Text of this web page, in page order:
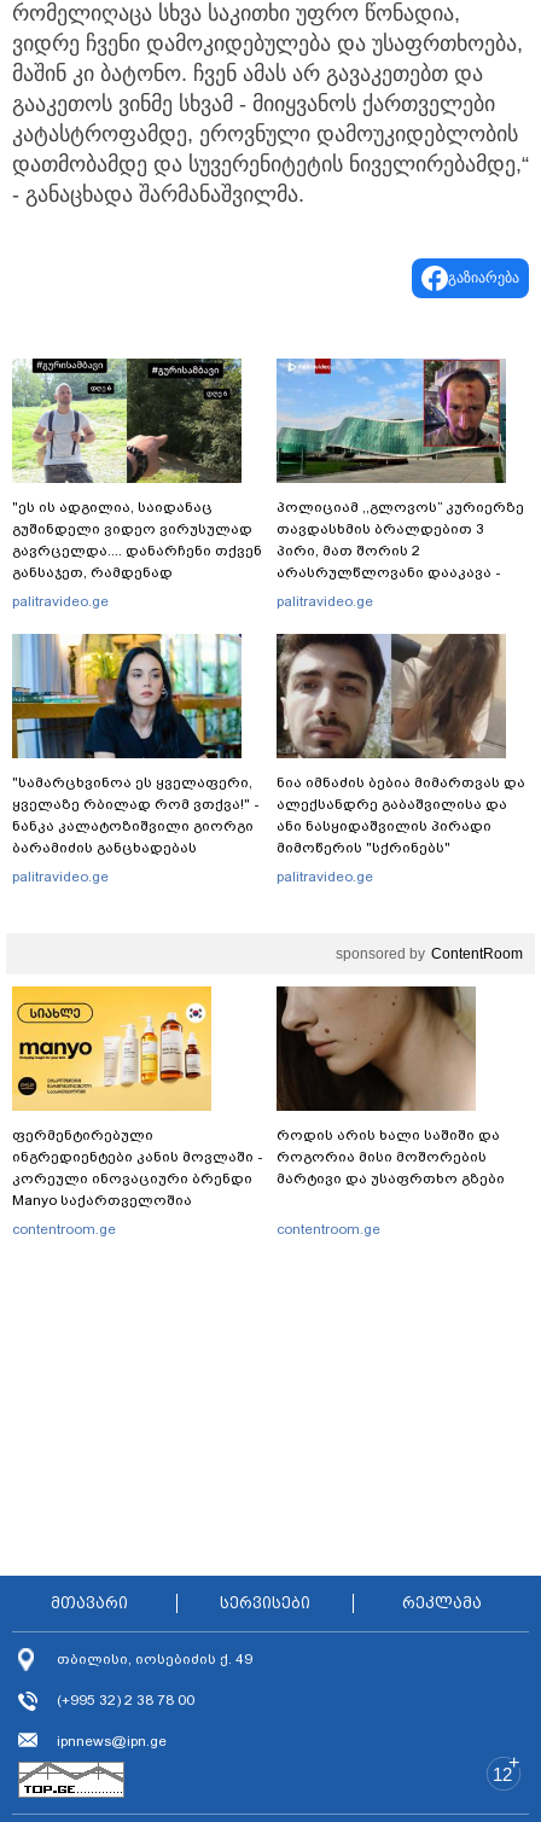
რომელიღაცა სხვა საკითხი უფრო წონადია,
ვიდრე ჩვენი დამოკიდებულება და უსაფრთხოება,
მაშინ კი ბატონო. ჩვენ ამას არ გავაკეთებთ და
გააკეთოს ვინმე სხვამ - მიიყვანოს ქართველები
კატასტროფამდე, ეროვნული დამოუკიდებლობის
დათმობამდე და სუვერენიტეტის ნიველირებამდე,“
- განაცხადა შარმანაშვილმა.
გაზიარება
"ეს ის ადგილია, საიდანაც
გუშინდელი ვიდეო ვირუსულად
გავრცელდა.... დანარჩენი თქვენ
განსაჯეთ, რამდენად
შესაძლებელია აქ ადამიანის
აქვეყნებს კობა ახალაძე
მლეთიდან, სადაც 12 წლის წინ
გურამ დადიანიძე გაუჩინარდა?
palitravideo.ge
"სა­მარ­ცხვი­ნოა ეს ყვე­ლა­ფე­რი,
ყვე­ლა­ზე რბი­ლად რომ ვთქვა!" -
ნანკა კალატოზიშვილი გიორგი
ბარამიძის განცხადებას
ეხმაურება
palitravideo.ge
პოლიციამ ,,გლოვოს” კურიერზე
თავდასხმის ბრალდებით 3
პირი, მათ შორის 2
არასრულწლოვანი დააკავა -
შსს ინფორმაციას ავრცელებს
palitravideo.ge
ნია იმნაძის ბებია მიმართვას და
ალექსანდრე გაბაშვილისა და
ანი ნასყიდაშვილის პირადი
მიმოწერის "სქრინებს"
ავრცელებს
palitravideo.ge
sponsored by ContentRoom
ფერმენტირებული
ინგრედიენტები კანის მოვლაში -
კორეული ინოვაციური ბრენდი
Manyo საქართველოშია
contentroom.ge
როდის არის ხალი საშიში და
როგორია მისი მოშორების
მარტივი და უსაფრთხო გზები
contentroom.ge
მთავარი სერვისები რეკლამა
თბილისი, იოსებიძის ქ. 49
(+995 32) 2 38 78 00
ipnnews@ipn.ge
+
12